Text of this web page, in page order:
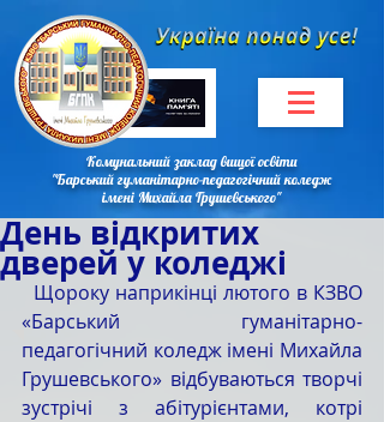
Комунальний заклад вищої освіти
"Барський гуманітарно-педагогічний коледж
імені Михайла Грушевського"
День відкритих
дверей у коледжі
«Барський гуманітарно-
педагогічний коледж імені Михайла
Грушевського» відбуваються творчі
зустрічі з абітурієнтами, котрі